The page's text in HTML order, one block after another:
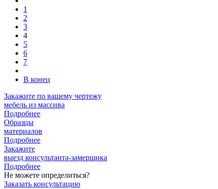
1
2
3
4
5
6
7
В конец
Закажите по вашему чертежу
мебель из массива
Подробнее
Образцы
материалов
Подробнее
Закажите
выезд консультанта-замерщика
Подробнее
Не можете определиться?
Заказать консультацию